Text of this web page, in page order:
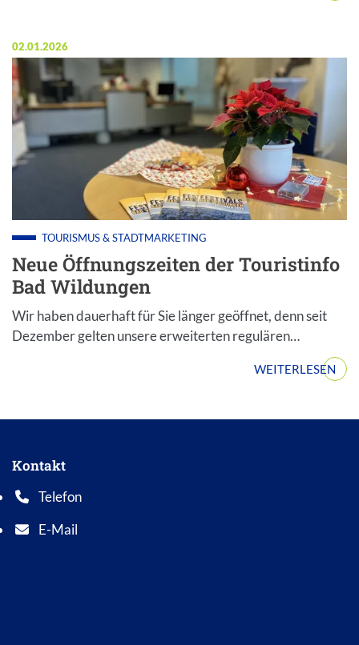
Veröffentlicht am:
02.01.2026
Neue Öffnungszeiten der Touristinfo
Bad Wildungen
TOURISMUS & STADTMARKETING
Wir haben dauerhaft für Sie länger geöffnet, denn seit
Dezember gelten unsere erweiterten regulären…
WEITERLESEN
Kontakt
Telefon
Telefonnummer: 0 5 6 2 1 7 0 1 0
E-Mail
E-Mail Adresse: info@bad-wildungen.de